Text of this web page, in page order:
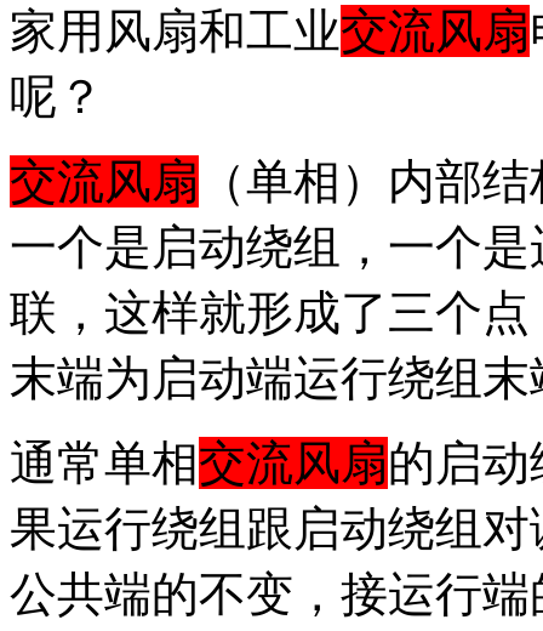
家用风扇和工业交流风扇
呢？
交流风扇 （单相）内部
一个是启动绕组，一个
联，这样就形成了三个
末端为启动端运行绕组
通常单相交流风扇的启
果运行绕组跟启动绕组
公共端的不变，接运行